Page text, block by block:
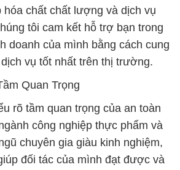
hóa chất chất lượng và dịch vụ
tôi cam kết hỗ trợ bạn trong
doanh của mình bằng cách cung
vụ tốt nhất trên thị trường.
Quan Trọng
rõ tầm quan trọng của an toàn
công nghiệp thực phẩm và
chuyên gia giàu kinh nghiệm,
đối tác của mình đạt được và